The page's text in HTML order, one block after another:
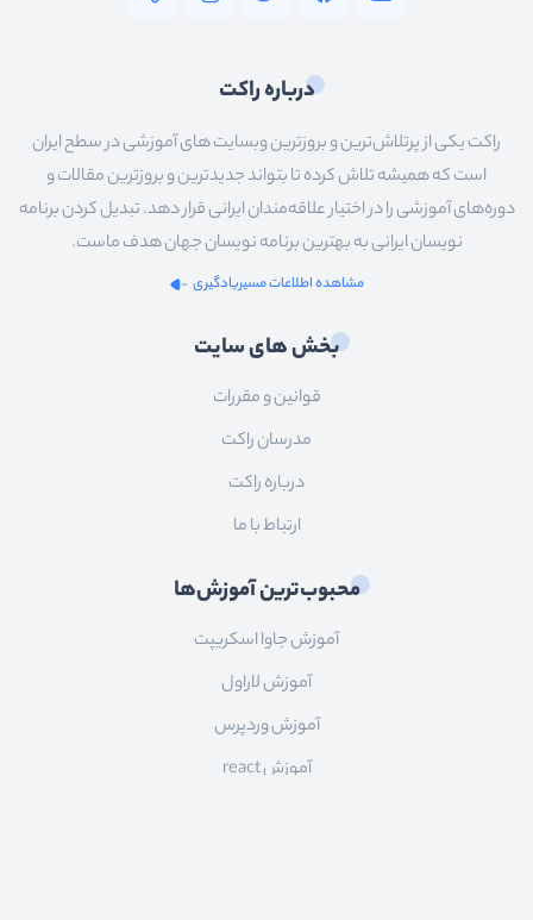
درباره راکت
راکت یکی از پرتلاش‌ترین و بروزترین وبسایت های آموزشی در سطح ایران
است که همیشه تلاش کرده تا بتواند جدیدترین و بروزترین مقالات و
دوره‌های آموزشی را در اختیار علاقه‌مندان ایرانی قرار دهد. تبدیل کردن برنامه
نویسان ایرانی به بهترین برنامه نویسان جهان هدف ماست.
مشاهده اطلاعات مسیریادگیری
بخش های سایت
قوانین و مقررات
مدرسان راکت
درباره راکت
ارتباط با ما
محبوب‌ترین آموزش‌ها
آموزش جاوا اسکریپت
آموزش لاراول
آموزش وردپرس
آموزش react